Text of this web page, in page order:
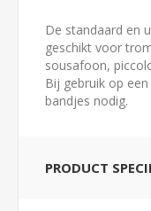
De standaard en
geschikt voor
sousafoon,
Bij gebruik op
bandjes nodig.
PRODUCT